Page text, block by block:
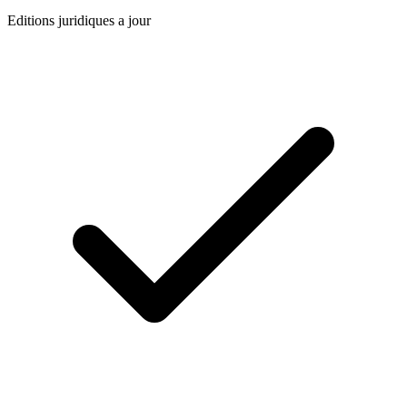
Editions juridiques a jour